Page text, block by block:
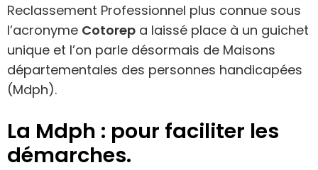
Reclassement Professionnel plus connue sous
l’acronyme Cotorep a laissé place à un guichet
unique et l’on parle désormais de Maisons
départementales des personnes handicapées
(Mdph).
La Mdph : pour faciliter les
démarches.